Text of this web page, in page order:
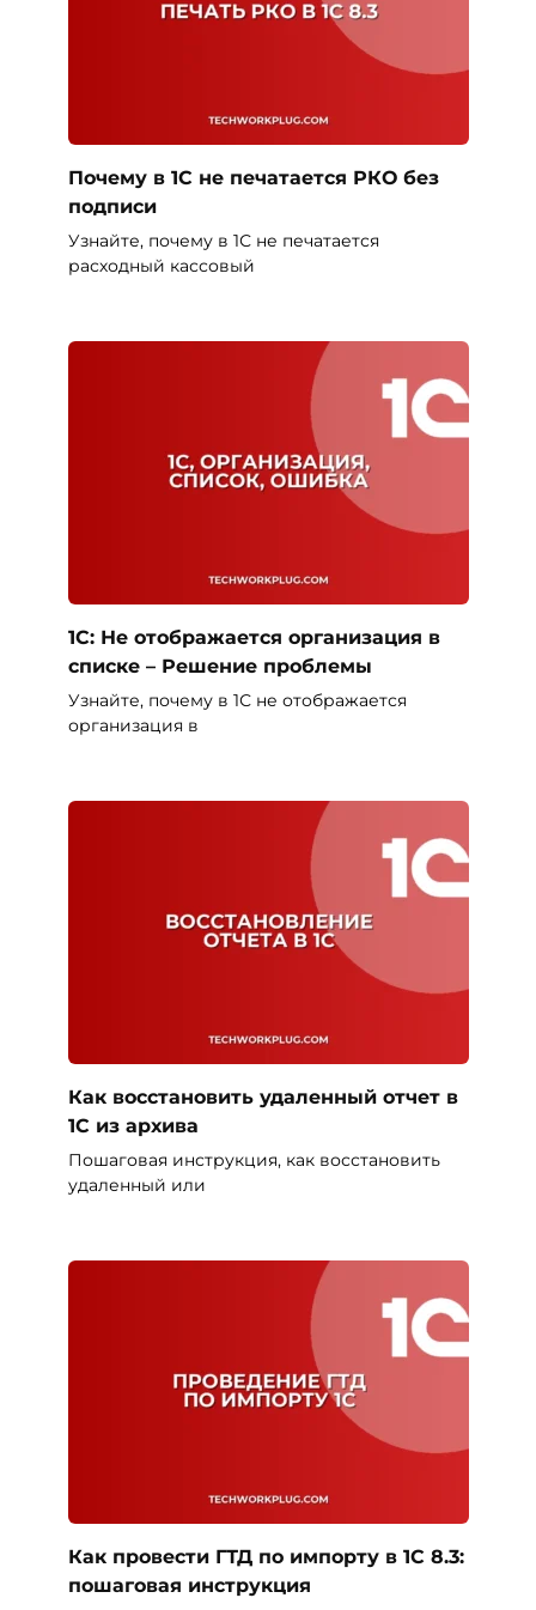
Почему в 1С не печатается РКО без
подписи
Узнайте, почему в 1С не печатается
расходный кассовый
1С: Не отображается организация в
списке – Решение проблемы
Узнайте, почему в 1С не отображается
организация в
Как восстановить удаленный отчет в
1С из архива
Пошаговая инструкция, как восстановить
удаленный или
Как провести ГТД по импорту в 1С 8.3:
пошаговая инструкция